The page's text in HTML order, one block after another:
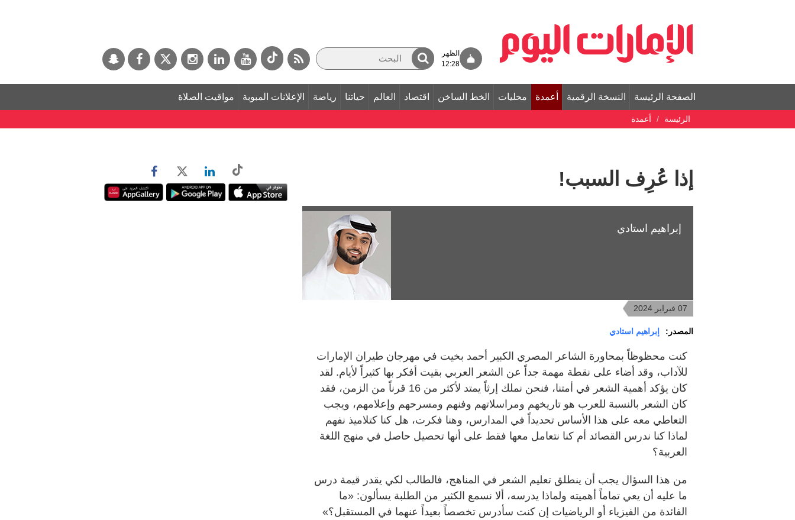
الظهر
12:28
الصفحة الرئيسة النسخة الرقمية أعمدة محليات الخط الساخن اقتصاد العالم حياتنا رياضة الإعلانات المبوبة مواقيت الصلاة
الرئيسة أعمدة
إذا عُرِف السبب!
إبراهيم استادي
07 فبراير 2024
المصدر: إبراهيم استادي
كنت محظوظاً بمحاورة الشاعر المصري الكبير أحمد بخيت في مهرجان طيران الإمارات
للآداب، وقد أضاء على نقطة مهمة جداً عن الشعر العربي بقيت أفكر بها كثيراً لأيام. لقد
كان يؤكد أهمية الشعر في أمتنا، فنحن نملك إرثاً يمتد لأكثر من 16 قرناً من الزمن، فقد
كان الشعر بالنسبة للعرب هو تاريخهم ومراسلاتهم وفنهم ومسرحهم وإعلامهم، ويجب
التعاطي معه على هذا الأساس تحديداً في المدارس، وهنا فكرت، هل كنا كتلاميذ نفهم
لماذا كنا ندرس القصائد أم كنا نتعامل معها فقط على أنها تحصيل حاصل في منهج اللغة
العربية؟
من هذا السؤال يجب أن ينطلق تعليم الشعر في المناهج، فالطالب لكي يقدر قيمة درس
ما عليه أن يعي تماماً أهميته ولماذا يدرسه، ألا نسمع الكثير من الطلبة يسألون: «ما
الفائدة من الفيزياء أو الرياضيات إن كنت سأدرس تخصصاً بعيداً عنهما في المستقبل؟»